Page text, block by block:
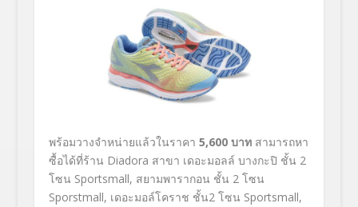
พร้อมวางจำหน่ายแล้วในราคา 5,600 บาทสามารถหา
ซื้อได้ที่ร้าน Diadora สาขา เดอะมอลล์ บางกะปิ ชั้น 2
โซน Sportsmall, สยามพารากอน ชั้น 2 โซน
Sporstmall, เดอะมอล์โคราช ชั้น2 โซน Sportsmall,